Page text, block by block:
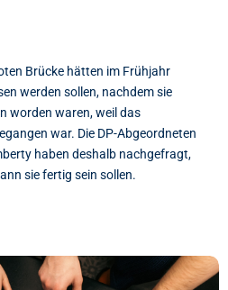
Brücke hätten im Frühjahr
werden sollen, nachdem sie
worden waren, weil das
war. Die DP-Abgeordneten
haben deshalb nachgefragt,
sie fertig sein sollen.